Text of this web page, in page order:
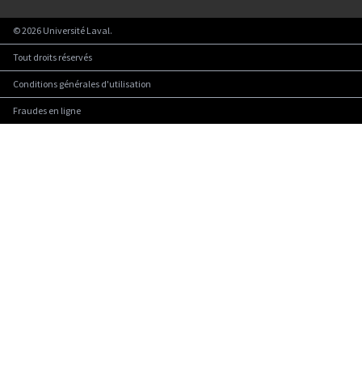
©2026 Université Laval.
Tout droits réservés
Conditions générales d'utilisation
Fraudes en ligne